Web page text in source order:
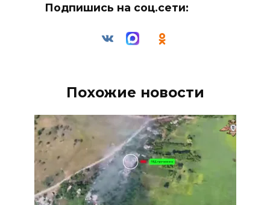
Подпишись на соц.сети:
Похожие новости